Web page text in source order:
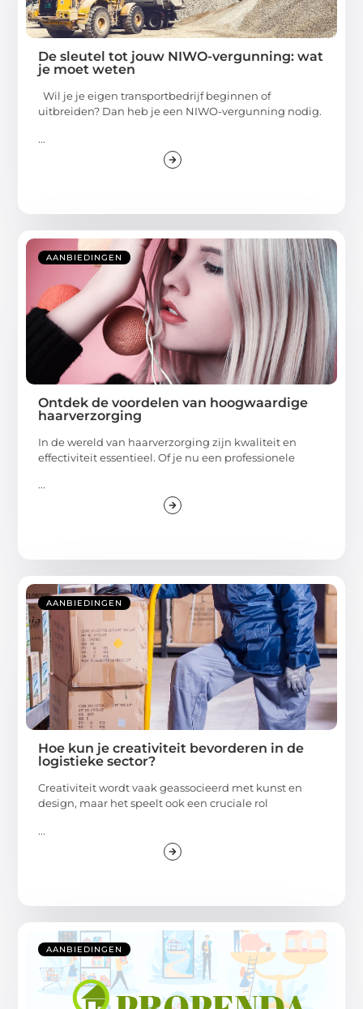
De sleutel tot jouw NIWO-vergunning: wat
je moet weten
Wil je je eigen transportbedrijf beginnen of
uitbreiden? Dan heb je een NIWO-vergunning nodig.
...
AANBIEDINGEN
Ontdek de voordelen van hoogwaardige
haarverzorging
In de wereld van haarverzorging zijn kwaliteit en
effectiviteit essentieel. Of je nu een professionele
...
AANBIEDINGEN
Hoe kun je creativiteit bevorderen in de
logistieke sector?
Creativiteit wordt vaak geassocieerd met kunst en
design, maar het speelt ook een cruciale rol
...
AANBIEDINGEN